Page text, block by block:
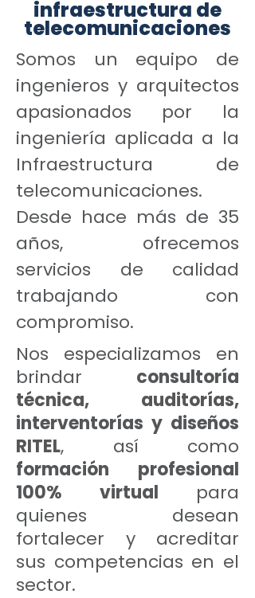
infraestructura de
telecomunicaciones
Somos un equipo de
ingenieros y arquitectos
apasionados por la
ingeniería aplicada a la
Infraestructura de
telecomunicaciones.
Desde hace más de 35
años, ofrecemos
servicios de calidad
trabajando con
compromiso.
Nos especializamos en
brindar consultoría
técnica, auditorías,
interventorías y diseños
RITEL, así como
formación profesional
100% virtual para
quienes desean
fortalecer y acreditar
sus competencias en el
sector.​